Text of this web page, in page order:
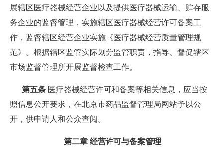
展辖区医疗器械经营企业以及提供医疗器械运输、贮存服
务企业的监督管理，实施辖区医疗器械经营许可备案工
作，监督辖区经营企业实施《医疗器械经营质量管理规
范》。根据辖区监管实际划分监管职责，指导、督促辖区
市场监督管理所开展监督检查工作。
第五条 医疗器械经营许可和备案等相关信息，应当按
照信息公开要求，在北京市药品监督管理局网站予以公
开，供申请人和公众查阅。
第二章 经营许可与备案管理